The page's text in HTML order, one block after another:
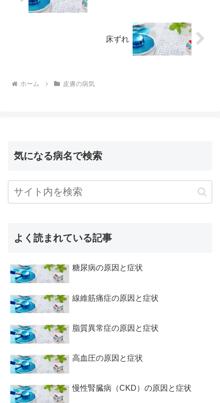
床ずれ
ホーム 皮膚の病気
気になる病名で検索
よく読まれている記事
糖尿病の原因と症状
線維筋痛症の原因と症状
脂質異常症の原因と症状
高血圧の原因と症状
慢性腎臓病（CKD）の原因と症状